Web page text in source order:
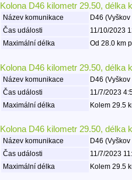
Kolona D46 kilometr 29.50, délka
Název komunikace
D46
Čas události
11/10/2023
Maximální délka
Od 28.0 km
Kolona D46 kilometr 29.50, délka
Název komunikace
D46
Čas události
11/7/2023
Maximální délka
Kolem 29.5
Kolona D46 kilometr 29.50, délka
Název komunikace
D46
Čas události
11/7/2023
Maximální délka
Kolem 29.5